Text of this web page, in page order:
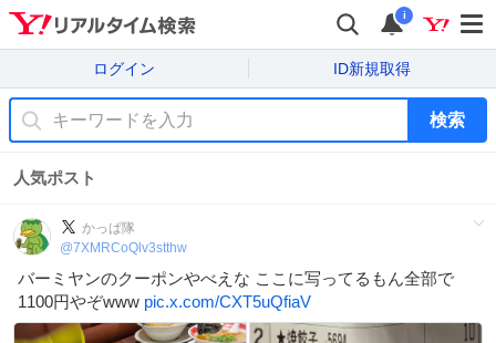
i
ログイン ID新規取得
検索
人気ポスト
かっぱ隊
@7XMRCoQlv3stthw
バーミヤンのクーポンやべえな ここに写ってるもん全部で
1100円やぞwww pic.x.com/CXT5uQfiaV